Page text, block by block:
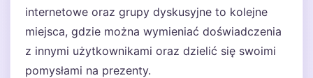
internetowe oraz grupy dyskusyjne to kolejne
miejsca, gdzie można wymieniać doświadczenia
z innymi użytkownikami oraz dzielić się swoimi
pomysłami na prezenty.